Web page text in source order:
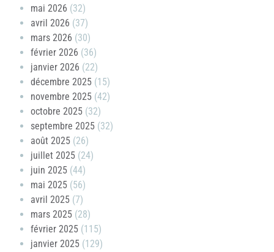
mai 2026 (32)
avril 2026 (37)
mars 2026 (30)
février 2026 (36)
janvier 2026 (22)
décembre 2025 (15)
novembre 2025 (42)
octobre 2025 (32)
septembre 2025 (32)
août 2025 (26)
juillet 2025 (24)
juin 2025 (44)
mai 2025 (56)
avril 2025 (7)
mars 2025 (28)
février 2025 (115)
janvier 2025 (129)